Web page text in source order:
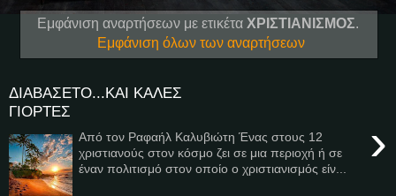
Εμφάνιση αναρτήσεων με ετικέτα ΧΡΙΣΤΙΑΝΙΣΜΟΣ.
Εμφάνιση όλων των αναρτήσεων
ΔΙΑΒΑΣΕΤΟ...ΚΑΙ ΚΑΛΕΣ
ΓΙΟΡΤΕΣ
›
Από τον Ραφαήλ Καλυβιώτη Ένας στους 12
χριστιανούς στον κόσμο ζει σε μια περιοχή ή σε
έναν πολιτισμό στον οποίο ο χριστιανισμός είν...